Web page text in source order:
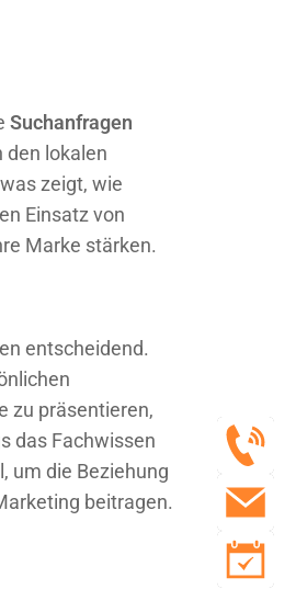
Suchanfragen
den lokalen
zeigt, wie
Einsatz von
Marke stärken.
entscheidend.
zu präsentieren,
das Fachwissen
um die Beziehung
beitragen.